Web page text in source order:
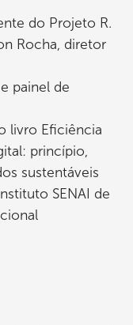
do Projeto R.
Rocha, diretor
painel de
livro Eficiência
princípio,
sustentáveis
SENAI de